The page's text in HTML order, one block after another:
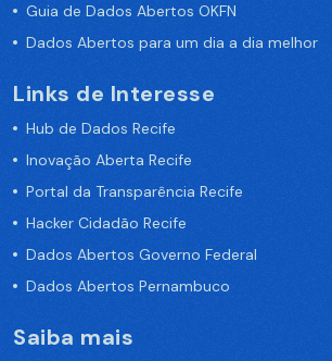
Guia de Dados Abertos OKFN
Dados Abertos para um dia a dia melhor
Links de Interesse
Hub de Dados Recife
Inovação Aberta Recife
Portal da Transparência Recife
Hacker Cidadão Recife
Dados Abertos Governo Federal
Dados Abertos Pernambuco
Saiba mais